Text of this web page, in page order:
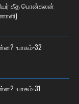
கீத பொன்கலன்
-பாகம்-32
-பாகம்-31